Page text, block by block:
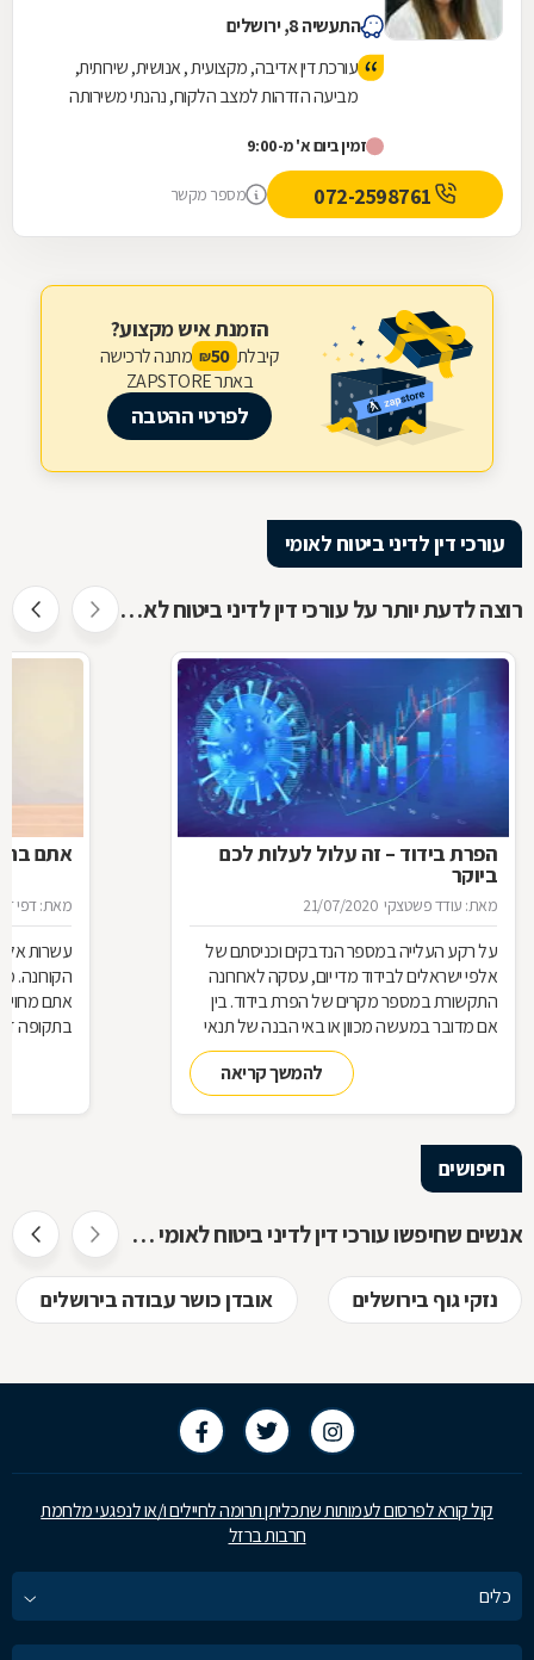
התעשיה 8, ירושלים
עורכת דין אדיבה, מקצועית , אנושית, שירותית,
מביעה הזדהות למצב הלקוח, נהנתי משירותה
זמין ביום א' מ-9:00
מספר מקשר
הזמנת איש מקצוע?
קיבלת 50
₪ מתנה לרכישה
באתר ZAPSTORE
לפרטי ההטבה
עורכי דין לדיני ביטוח לאומי
רוצה לדעת יותר על עורכי דין לדיני ביטוח לאומי ?
הפרת בידוד – זה עלול לעלות לכם
ביוקר
מאת: עודד פשטצקי 21/07/2020
על רקע העלייה במספר הנדבקים וכניסתם של
אלפי ישראלים לבידוד מדי יום, עסקה לאחרונה
התקשורת במספר מקרים של הפרת בידוד. בין
אם מדובר במעשה מכוון או באי הבנה של תנאי
הבידוד, להפרת הבידוד ישנן השלכות אותן חשוב
להמשך קריאה
אתם
מאת: דפי
עשרות
הקורונה.
אתם
בתקופה
חיפושים
אנשים שחיפשו עורכי דין לדיני ביטוח לאומי חיפשו גם
נזקי גוף בירושלים אובדן כושר עבודה בירושלים
קול קורא לפרסום לעמותות שתכליתן תרומה לחיילים ו/או לנפגעי מלחמת
חרבות ברזל
כלים